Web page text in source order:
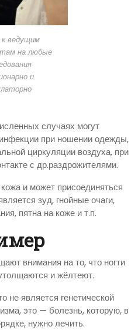
к ведущим
на любые
и
случаях могут
при ношении одежды,
циркуляции воздуха, при
с др.раздрожителями.
и может присоединяться
зуд, гнойные очаги,
пятна на коже и т.п.
внимания на то, что ногти
и жёлтеют.
не является генетической
это — болезнь, которую, в
нужно лечить.